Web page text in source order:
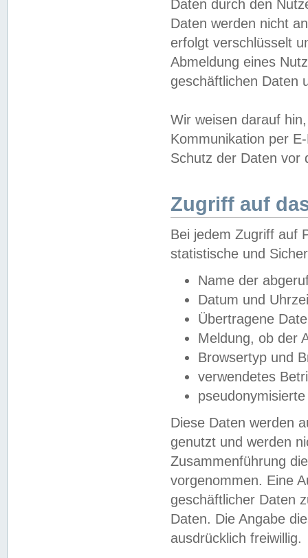
Daten durch den
Daten werden nicht
erfolgt verschlüsselt
Abmeldung eines
geschäftlichen Daten
Wir weisen darauf
Kommunikation per
Schutz der Daten vor
Zugriff auf
Bei jedem Zugriff auf
statistische und
Name der
Datum und
Übertragene
Meldung, ob der
Browsertyp und
verwendetes
Diese Daten werden
genutzt und werden
Zusammenführung
vorgenommen. Eine
geschäftlicher Daten
Daten. Die Angabe
ausdrücklich freiwillig.